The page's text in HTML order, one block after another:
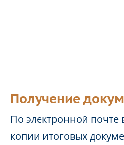
Получение
По электронной
копии итоговых